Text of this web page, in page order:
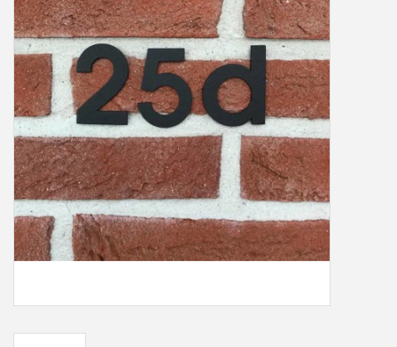
Brievenbussen
Freesletters
Accessoires
Bestelling op maat
Cadeaubonnen